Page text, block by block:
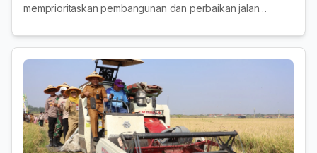
memprioritaskan pembangunan dan perbaikan jalan
mempercepat penanganan jalan berlubang.